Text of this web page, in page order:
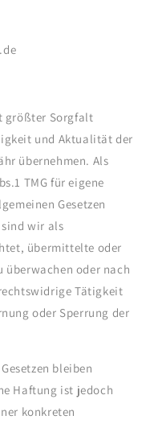
größter Sorgfalt
und Aktualität der
übernehmen. Als
TMG für eigene
Gesetzen
sind wir als
übermittelte oder
überwachen oder nach
Tätigkeit
oder Sperrung der
bleiben
Haftung ist jedoch
konkreten